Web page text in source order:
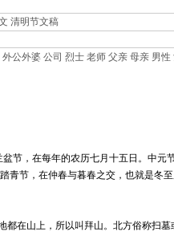
清明节文稿
外公外婆 公司 烈士 老师 父亲 母亲 男性
，在每年的农历七月十五日。中元
节，在仲春与暮春之交，也就是冬至
在山上，所以叫拜山。北方俗称扫